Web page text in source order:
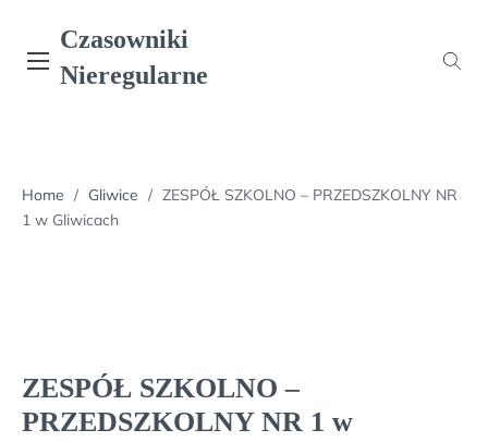
content
Czasowniki
Nieregularne
Home / Gliwice / ZESPÓŁ SZKOLNO – PRZEDSZKOLNY NR
1 w Gliwicach
ZESPÓŁ SZKOLNO –
PRZEDSZKOLNY NR 1 w